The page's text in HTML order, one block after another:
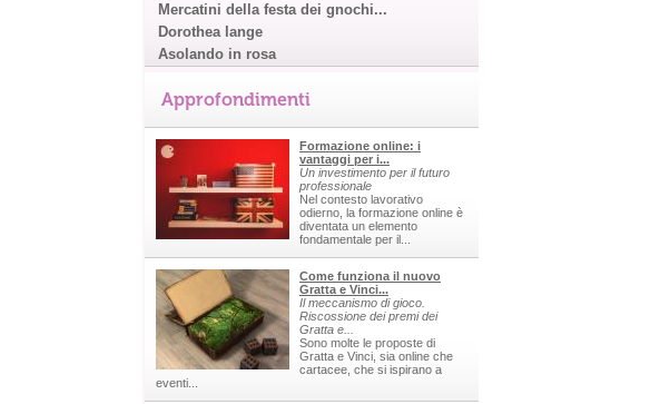
Mercatini della festa dei gnochi...
Dorothea lange
Asolando in rosa
Approfondimenti
Formazione online: i
vantaggi per i...
Un investimento per il futuro
professionale
Nel contesto lavorativo
odierno, la formazione online è
diventata un elemento
fondamentale per il...
Come funziona il nuovo
Gratta e Vinci...
Il meccanismo di gioco.
Riscossione dei premi dei
Gratta e...
Sono molte le proposte di
Gratta e Vinci, sia online che
cartacee, che si ispirano a
eventi...